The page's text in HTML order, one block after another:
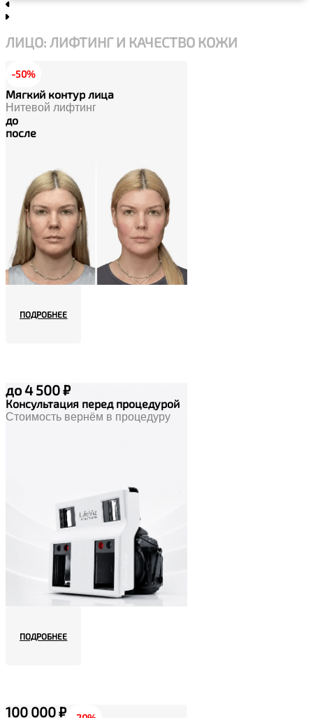
ЛИЦО: ЛИФТИНГ И КАЧЕСТВО КОЖИ
-50%
Мягкий контур лица
Нитевой лифтинг
до
после
ПОДРОБНЕЕ
до 4 500 ₽
Консультация перед процедурой
Стоимость вернём в процедуру
ПОДРОБНЕЕ
100 000 ₽